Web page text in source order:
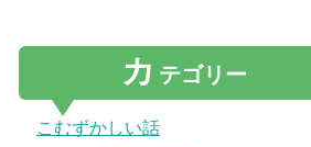
カ テゴリー
こむずかしい話